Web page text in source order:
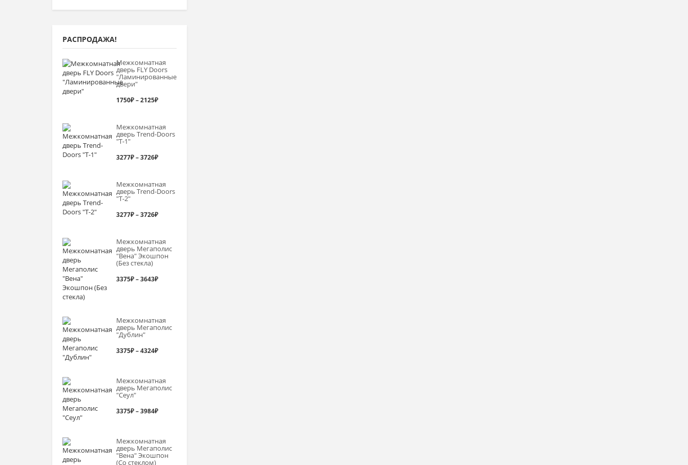
РАСПРОДАЖА!
Межкомнатная
дверь FLY Doors
"Ламинированные
двери"
1750₽–2125₽Диапазон
1750₽
Межкомнатная
дверь Trend-Doоrs
"Т-1"
3277₽–3726₽Диапазон
3277₽
Межкомнатная
дверь Trend-Doоrs
"Т-2"
3277₽–3726₽Диапазон
3277₽
–
3726₽
Межкомнатная
дверь Мегаполис
"Вена" Экошпон
(Без стекла)
3375₽–3643₽Диапазон
–
Межкомнатная
дверь Мегаполис
"Дублин"
3375₽–4324₽Диапазон
3375₽
4324₽
Межкомнатная
дверь Мегаполис
"Сеул"
3375₽–3984₽Диапазон
3375₽
–
Межкомнатная
дверь Мегаполис
"Вена" Экошпон
(Со стеклом)